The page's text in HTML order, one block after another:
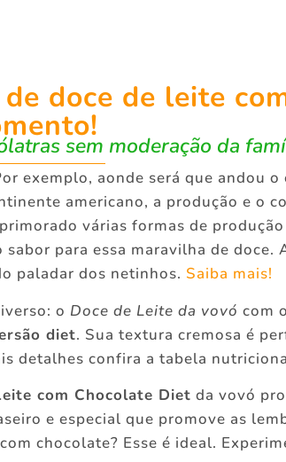
doce de leite
sem moderação da
exemplo, aonde será que andou
americano, a produção e o
várias formas de
para essa maravilha de doce.
paladar dos netinhos. Saiba mais!
o Doce de Leite da vovó com
diet. Sua textura cremosa é
detalhes confira a tabela
com Chocolate Diet da vovó
e especial que promove as
chocolate? Esse é ideal.